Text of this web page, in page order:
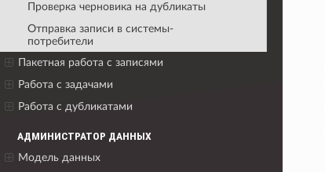
Проверка черновика на дубликаты
Отправка записи в системы-
потребители
Пакетная работа с записями
Работа с задачами
Работа с дубликатами
АДМИНИСТРАТОР ДАННЫХ
Модель данных